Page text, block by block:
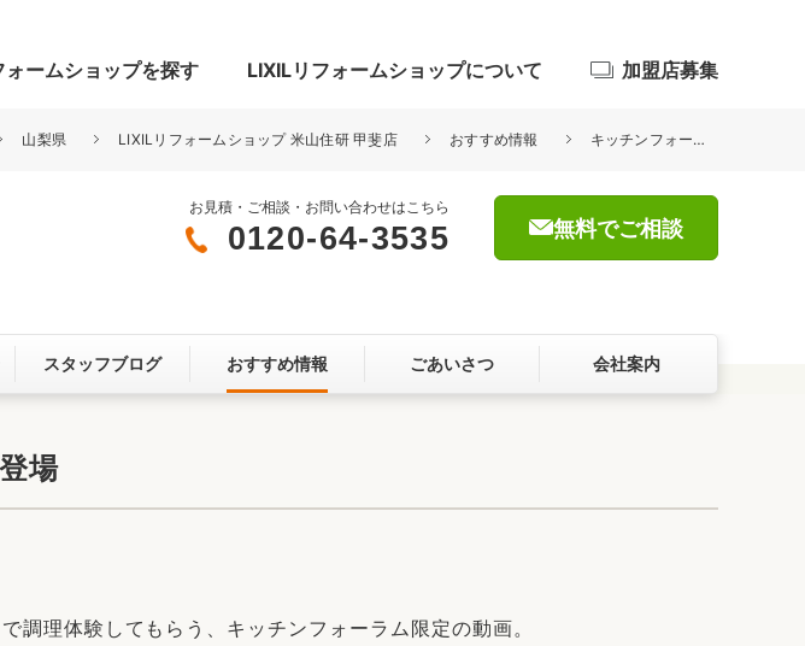
門まわり 屋根・外壁
ォームショップを探す LIXILリフォームショップについて
ここちいい暮らしをつくる、価値・性能向上
リフォームアクセル
加盟店募集
山梨県 LIXILリフォームショップ 米山住研 甲斐店 おすすめ情報 キッチンフォーラムに伝説の家政婦 タサン志麻さん登場
お見積・ご相談・お問い合わせはこちら
0120-64-3535 無料でご相談
スタッフブログ おすすめ情報 ごあいさつ 会社案内
場
調理体験してもらう、キッチンフォーラム限定の動画。